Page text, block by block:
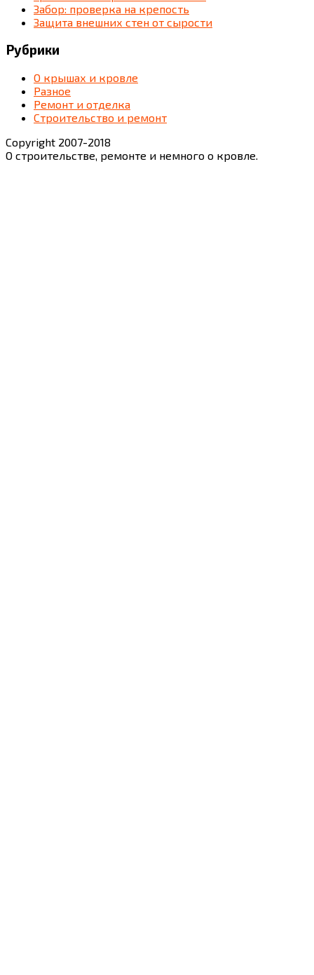
Забор: проверка на крепость
Защита внешних стен от сырости
Рубрики
О крышах и кровле
Разное
Ремонт и отделка
Строительство и ремонт
Copyright 2007-2018
О строительстве, ремонте и немного о кровле.